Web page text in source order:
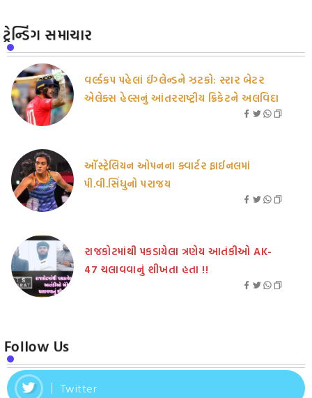
ટ્રેન્ડિંગ સમાચાર
વર્લ્ડકપ પહેલાં ઈંગ્લેન્ડને ઝટકો: સ્ટાર બેટર
એલેક્સ હેલ્સનું આંતરરાષ્ટ્રીય ક્રિકેટને અલવિદા
ઑસ્ટ્રેલિયન ઓપનના ક્વાર્ટર ફાઈનલમાં
પી.વી.સિંધુનો પરાજય
રાજકોટમાંથી પકડાયેલા ત્રણેય આતંકીઓ AK-
47 ચલાવવાનું શીખતા હતા !!
Follow Us
Twitter